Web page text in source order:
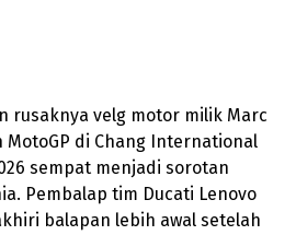
rusaknya velg motor milik Marc
di Chang International
sempat menjadi sorotan
Pembalap tim Ducati Lenovo
balapan lebih awal setelah